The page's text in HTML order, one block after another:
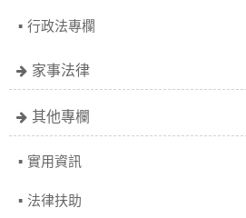
行政法專欄
家事法律
其他專欄
實用資訊
法律扶助